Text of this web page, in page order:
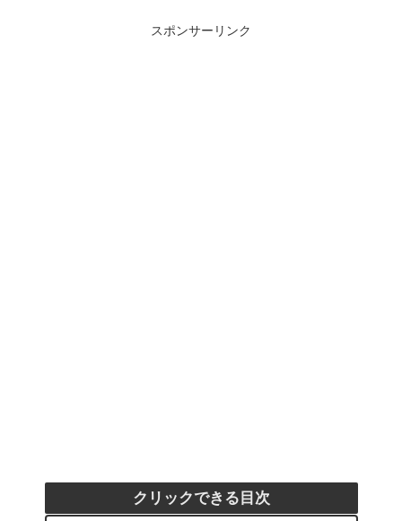
スポンサーリンク
クリックできる目次